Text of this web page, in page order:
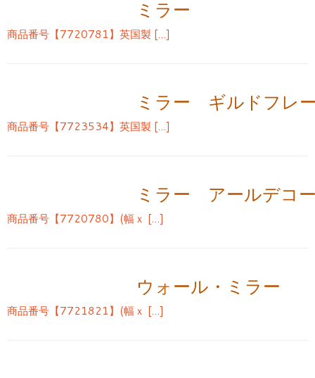
ミラー
商品番号【7720781】英国製 […]
ミラー ギルドフレ
商品番号【7723534】英国製 […]
ミラー アールデコ
商品番号【7720780】(幅ｘ […]
ウォール・ミラー
商品番号【7721821】(幅ｘ […]